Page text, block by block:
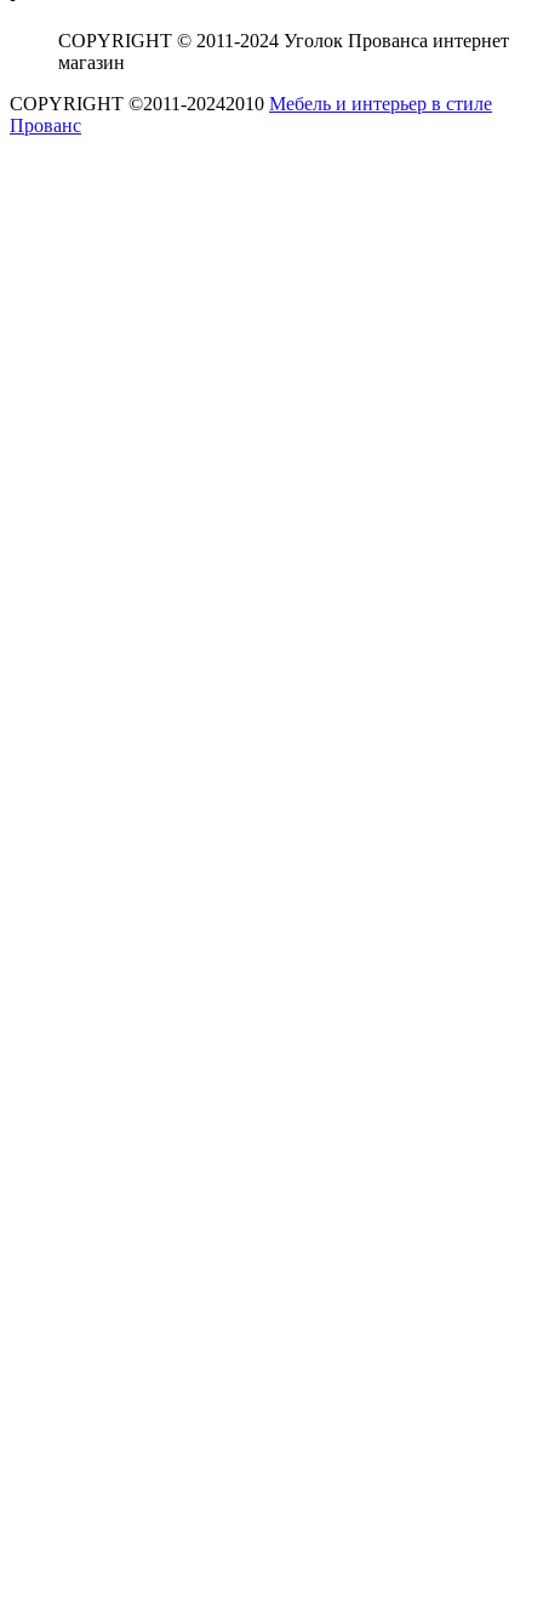
COPYRIGHT © 2011-2024 Уголок Прованса интернет
магазин
COPYRIGHT ©2011-20242010 Мебель и интерьер в стиле
Прованс